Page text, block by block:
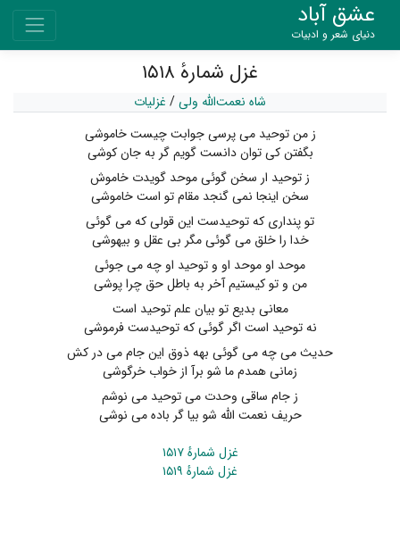
عشق آباد
دنیای شعر و ادبیات
غزل شمارهٔ ۱۵۱۸
شاه نعمت‌الله ولی/ غزلیات
ز من توحید می پرسی جوابت چیست خاموشی
بگفتن کی توان دانست گویم گر به جان کوشی
ز توحید ار سخن گوئی موحد گویدت خاموش
سخن اینجا نمی گنجد مقام تو است خاموشی
تو پنداری که توحیدست این قولی که می گوئی
خدا را خلق می گوئی مگر بی عقل و بیهوشی
موحد او موحد او و توحید او چه می جوئی
من و تو کیستیم آخر به باطل حق چرا پوشی
معانی بدیع تو بیان علم توحید است
نه توحید است اگر گوئی که توحیدست فرموشی
حدیث می چه می گوئی بهه ذوق این جام می در کش
زمانی همدم ما شو برآ از خواب خرگوشی
ز جام ساقی وحدت می توحید می نوشم
حریف نعمت الله شو بیا گر باده می نوشی
غزل شمارهٔ ۱۵۱۷
غزل شمارهٔ ۱۵۱۹